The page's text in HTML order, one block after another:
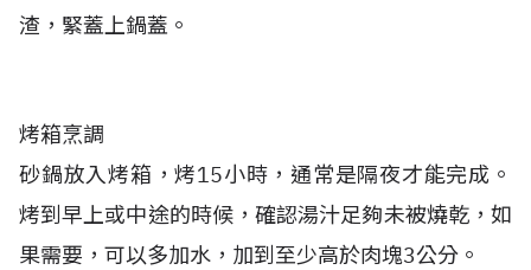
渣，緊蓋上鍋蓋。
烤箱烹調
砂鍋放入烤箱，烤15小時，通常是隔夜才能完成。
烤到早上或中途的時候，確認湯汁足夠未被燒乾，如
果需要，可以多加水，加到至少高於肉塊3公分。